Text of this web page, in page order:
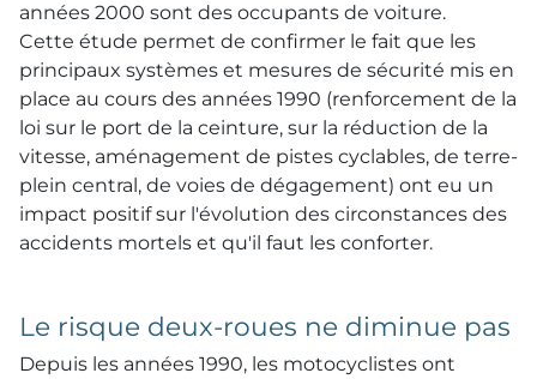
années 2000 sont des occupants de voiture.
Cette étude permet de confirmer le fait que les
principaux systèmes et mesures de sécurité mis en
place au cours des années 1990 (renforcement de la
loi sur le port de la ceinture, sur la réduction de la
vitesse, aménagement de pistes cyclables, de terre-
plein central, de voies de dégagement) ont eu un
impact positif sur l'évolution des circonstances des
accidents mortels et qu'il faut les conforter.
Le risque deux-roues ne diminue pas
Depuis les années 1990, les motocyclistes ont